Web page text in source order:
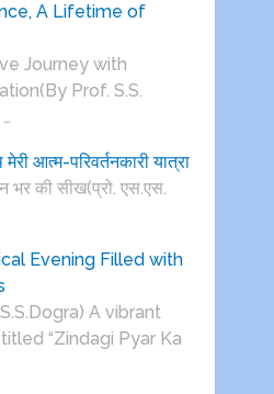
A Lifetime of
Journey with
Prof. S.S.
आत्म-परिवर्तनकारी यात्रा
भर की सीख(प्रो. एस.एस.
Evening Filled with
A vibrant
“Zindagi Pyar Ka